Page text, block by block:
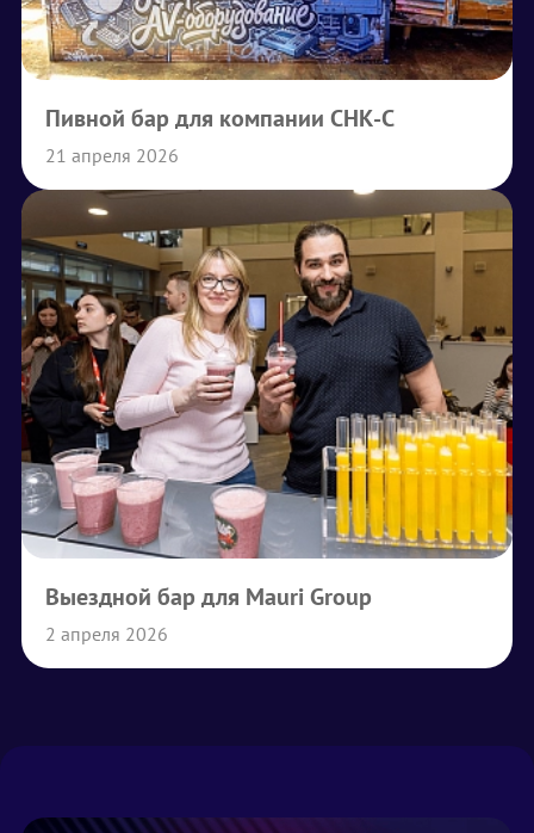
Пивной бар для компании СНК-С
21 апреля 2026
Выездной бар для Mauri Group
2 апреля 2026